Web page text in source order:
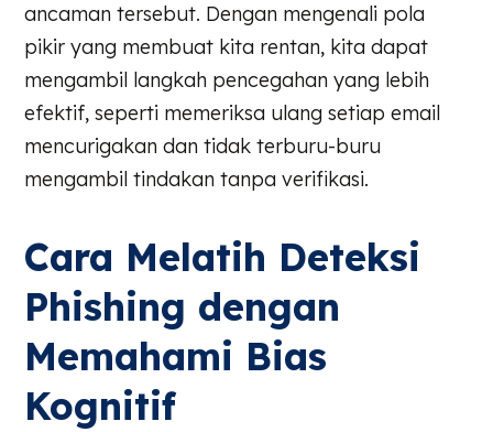
ancaman tersebut. Dengan mengenali pola
pikir yang membuat kita rentan, kita dapat
mengambil langkah pencegahan yang lebih
efektif, seperti memeriksa ulang setiap email
mencurigakan dan tidak terburu-buru
mengambil tindakan tanpa verifikasi.
Cara Melatih Deteksi
Phishing dengan
Memahami Bias
Kognitif